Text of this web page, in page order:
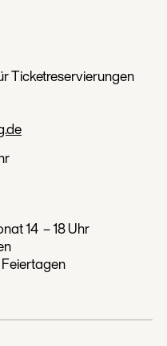
Ticketreservierungen
14 – 18 Uhr